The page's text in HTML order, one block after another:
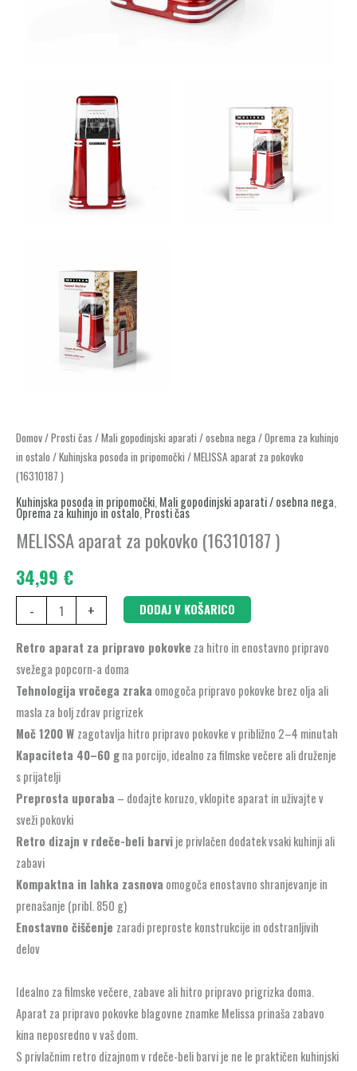
Domov/Prosti čas /Mali gopodinjski aparati / osebna nega/Oprema za kuhinjo
in ostalo /Kuhinjska posoda in pripomočki / MELISSA aparat za pokovko
(16310187 )
Kuhinjska posoda in pripomočki, Mali gopodinjski aparati / osebna nega,
Oprema za kuhinjo in ostalo,Prosti čas
MELISSA aparat za pokovko (16310187 )
34,99 €
-
MELISSA
aparat
za
pokovko
(16310187
)
količina
+ DODAJ V KOŠARICO
Retro aparat za pripravo pokovke za hitro in enostavno pripravo
svežega popcorn-a doma
Tehnologija vročega zraka omogoča pripravo pokovke brez olja ali
masla za bolj zdrav prigrizek
Moč 1200 W zagotavlja hitro pripravo pokovke v približno 2–4 minutah
Kapaciteta 40–60 gna porcijo, idealno za filmske večere ali druženje
s prijatelji
Preprosta uporaba – dodajte koruzo, vklopite aparat in uživajte v
sveži pokovki
Retro dizajn v rdeče-beli barvije privlačen dodatek vsaki kuhinji ali
zabavi
Kompaktna in lahka zasnova omogoča enostavno shranjevanje in
prenašanje (pribl. 850 g)
Enostavno čiščenje zaradi preproste konstrukcije in odstranljivih
delov
Idealno za filmske večere, zabave ali hitro pripravo prigrizka doma.
Aparat za pripravo pokovke blagovne znamke Melissa prinaša zabavo
kina neposredno v vaš dom.
S privlačnim retro dizajnom v rdeče-beli barvi je ne le praktičen kuhinjski